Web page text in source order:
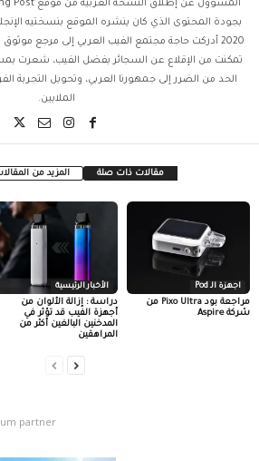
بجودة المحتوى الذي كان ينشره الموقع بنسختيه
2020 أدركت حاجة مجتمع الفيب العربي إلى مرجع
تمكنت من الإقلاع عن السجائر بفضل الفيب، شعرت
الحد من الضرر إلى جمهورنا العربي، وتحويل التجربة
الملايين.
مقالات ذات صلة المزيد من
الأخبار الرئيسية
دراسة : إزالة الألوان من
أجهزة الفيب قد تؤثر في
المدخنين البالغين أكثر من
المراهقين
اجهزة الـ Pod
مراجعة بود Pixo Ultra من
شركة Aspire
partner